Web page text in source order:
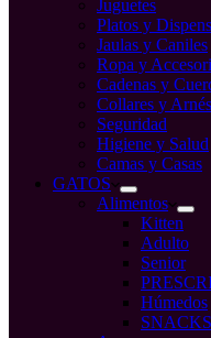
Juguetes
Platos y
Jaulas y Caniles
Ropa y
Cadenas y
Collares y Arnés
Seguridad
Higiene y Salud
Camas y Casas
GATOS
Alimentos
Kitten
Adulto
Senior
Húmedos
SNACKS